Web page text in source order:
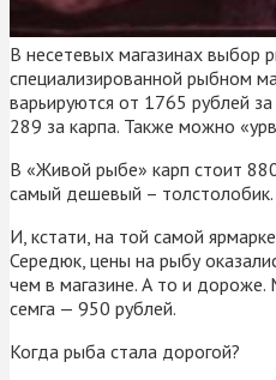
В несетевых магазинах выбор
специализированной рыбном
варьируются от 1765 рублей
289 за карпа. Также можно
В «Живой рыбе» карп стоит
самый дешевый – толстолобик.
И, кстати, на той самой
Середюк, цены на рыбу
чем в магазине. А то и дороже.
семга — 950 рублей.
Когда рыба стала дорогой?